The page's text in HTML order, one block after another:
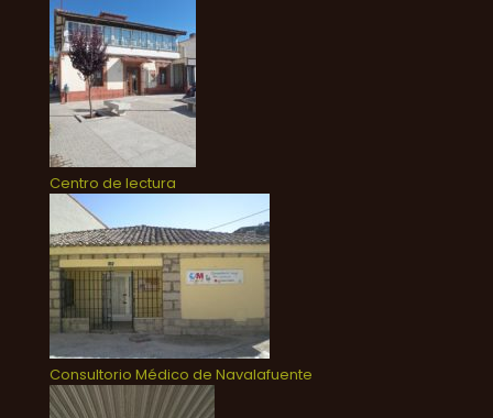
Centro de lectura
Consultorio Médico de Navalafuente